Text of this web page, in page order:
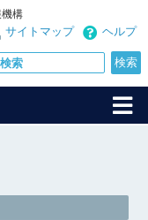
構
ヘルプ
サイトマップ